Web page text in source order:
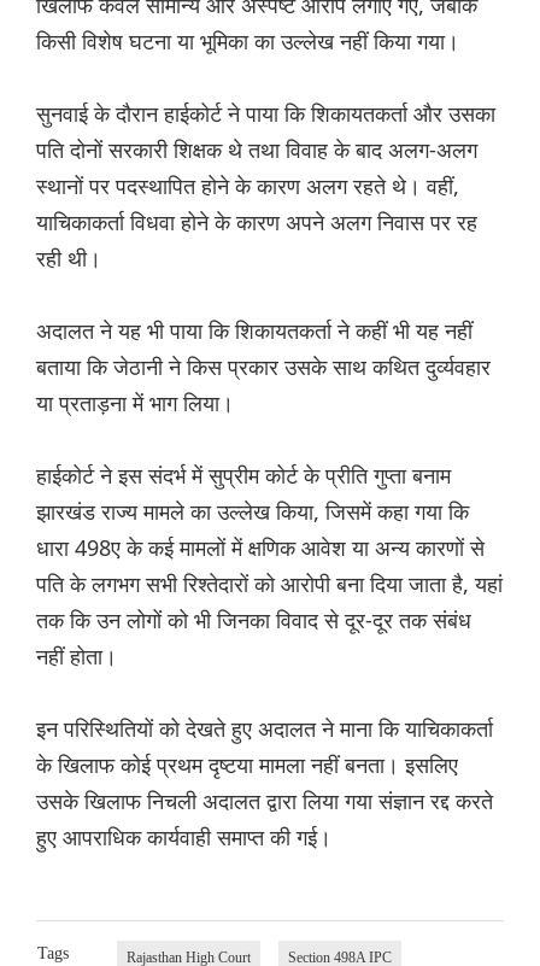
किसी विशेष घटना या भूमिका का उल्लेख नहीं किया गया।
सुनवाई के दौरान हाईकोर्ट ने पाया कि शिकायतकर्ता और उसका
पति दोनों सरकारी शिक्षक थे तथा विवाह के बाद अलग-अलग
स्थानों पर पदस्थापित होने के कारण अलग रहते थे। वहीं,
याचिकाकर्ता विधवा होने के कारण अपने अलग निवास पर रह
रही थी।
अदालत ने यह भी पाया कि शिकायतकर्ता ने कहीं भी यह नहीं
बताया कि जेठानी ने किस प्रकार उसके साथ कथित दुर्व्यवहार
या प्रताड़ना में भाग लिया।
हाईकोर्ट ने इस संदर्भ में सुप्रीम कोर्ट के प्रीति गुप्ता बनाम
झारखंड राज्य मामले का उल्लेख किया, जिसमें कहा गया कि
धारा 498ए के कई मामलों में क्षणिक आवेश या अन्य कारणों से
पति के लगभग सभी रिश्तेदारों को आरोपी बना दिया जाता है, यहां
तक कि उन लोगों को भी जिनका विवाद से दूर-दूर तक संबंध
नहीं होता।
इन परिस्थितियों को देखते हुए अदालत ने माना कि याचिकाकर्ता
के खिलाफ कोई प्रथम दृष्टया मामला नहीं बनता। इसलिए
उसके खिलाफ निचली अदालत द्वारा लिया गया संज्ञान रद्द करते
हुए आपराधिक कार्यवाही समाप्त की गई।
Tags Rajasthan High Court Section 498A IPC